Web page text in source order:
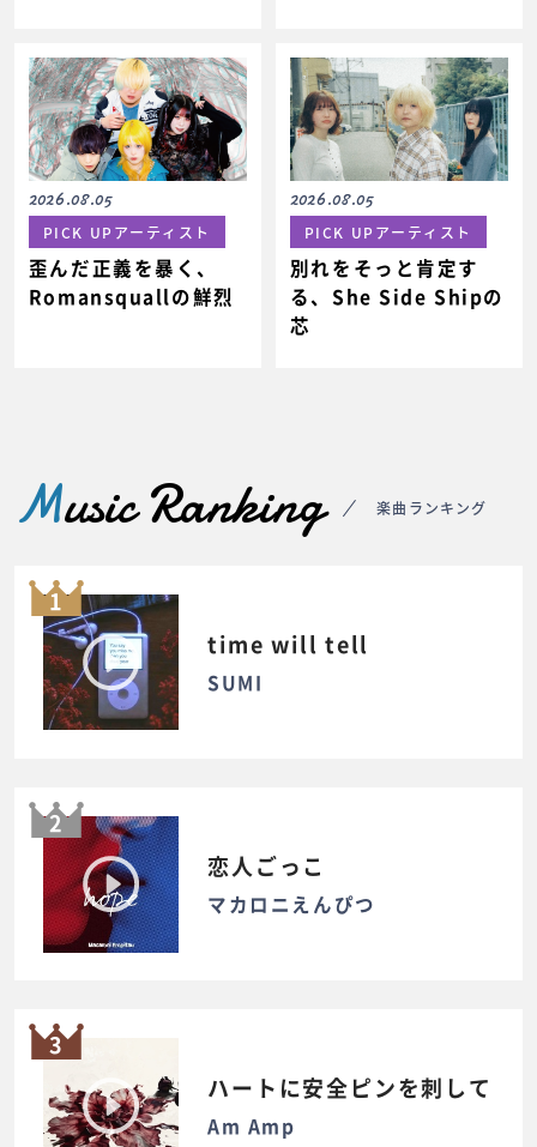
2026.08.05
PICK UPアーティスト
歪んだ正義を暴く、
Romansquallの鮮烈
2026.08.05
PICK UPアーティスト
別れをそっと肯定す
る、She Side Shipの
芯
Music Ranking 楽曲ランキング
1
time will tell
SUMI
2
恋人ごっこ
マカロニえんぴつ
3
ハートに安全ピンを刺して
Am Amp